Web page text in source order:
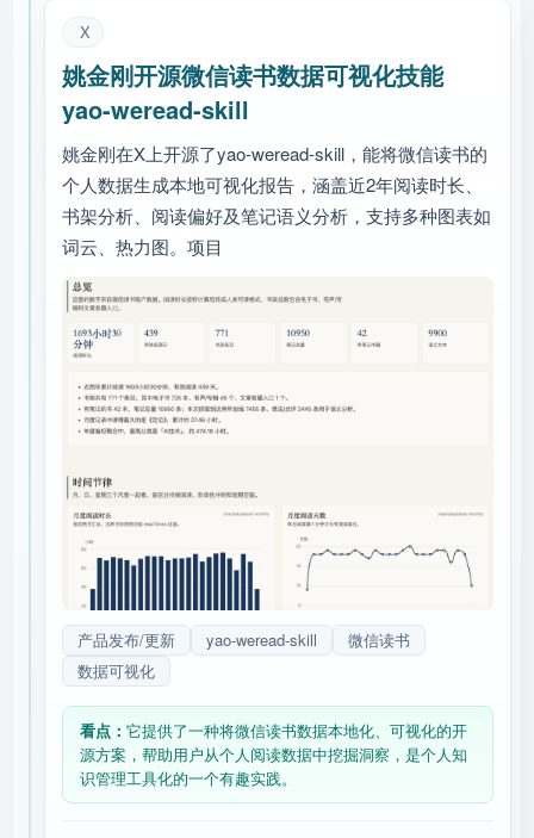
X
姚金刚开源微信读书数据可视化技能
yao-weread-skill
姚金刚在X上开源了yao-weread-skill，能将微信读书的
个人数据生成本地可视化报告，涵盖近2年阅读时长、
书架分析、阅读偏好及笔记语义分析，支持多种图表如
词云、热力图。项目
产品发布/更新 yao-weread-skill
微信读书
数据可视化
看点： 它提供了一种将微信读书数据本地化、可视化的开
源方案，帮助用户从个人阅读数据中挖掘洞察，是个人知
识管理工具化的一个有趣实践。